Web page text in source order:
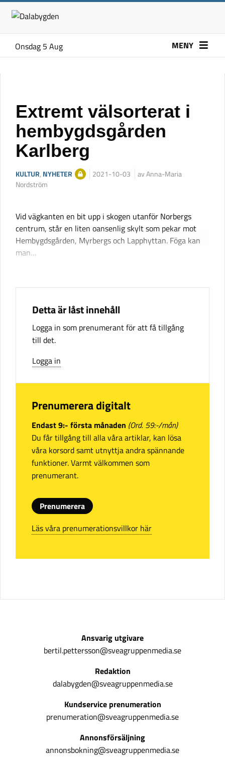
Onsdag 5 Aug MENY
Extremt välsorterat i
hembygdsgården
Karlberg
KULTUR, NYHETER 2021-10-03
av Anna-Maria
Nordström
Vid vägkanten en bit upp i skogen utanför Norbergs
centrum, står en liten oansenlig skylt som pekar mot
Hembygdsgården, Myrbergs och Lapphyttan. Föga kan
man…
Detta är låst innehåll
Logga in som prenumerant för att få tillgång
till det.
Logga in
Prenumerera digitalt
Endast 9:- första månaden (Ord. 59:-/mån)
Du får tillgång till alla våra artiklar, kan lösa
våra korsord samt utnyttja andra spännande
funktioner. Varmt välkommen som
prenumerant.
Prenumerera
Läs våra prenumerationsvillkor här
Ansvarig utgivare
bertil.pettersson@sveagruppenmedia.se
Redaktion
dalabygden@sveagruppenmedia.se
Kundservice prenumeration
prenumeration@sveagruppenmedia.se
Annonsförsäljning
annonsbokning@sveagruppenmedia.se